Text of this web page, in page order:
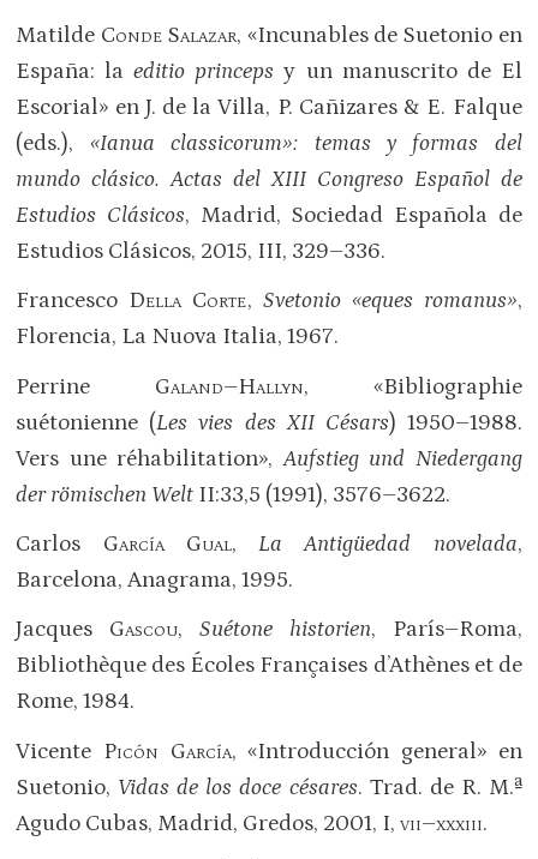
Matilde Conde Salazar, «Incunables de Suetonio en
España: laeditio princeps y un manuscrito de El
Escorial» en J. de la Villa, P. Cañizares & E. Falque
(eds.), «Ianua classicorum»: temas y formas del
mundo clásico. Actas del XIII Congreso Español de
Estudios Clásicos, Madrid, Sociedad Española de
Estudios Clásicos, 2015, III, 329–336.
Francesco Della Corte, Svetonio «eques romanus»,
Florencia, La Nuova Italia, 1967.
Perrine Galand–Hallyn, «Bibliographie
suétonienne (Les vies des XII Césars) 1950–1988.
Vers une réhabilitation»,Aufstieg und Niedergang
der römischen Welt II:33,5 (1991), 3576–3622.
Carlos García Gual,La Antigüedad novelada,
Barcelona, Anagrama, 1995.
Jacques Gascou, Suétone historien, París–Roma,
Bibliothèque des Écoles Françaises d’Athènes et de
Rome, 1984.
Vicente Picón García, «Introducción general» en
Suetonio, Vidas de los doce césares. Trad. de R. M.ª
Agudo Cubas, Madrid, Gredos, 2001, I,vii–xxxiii.